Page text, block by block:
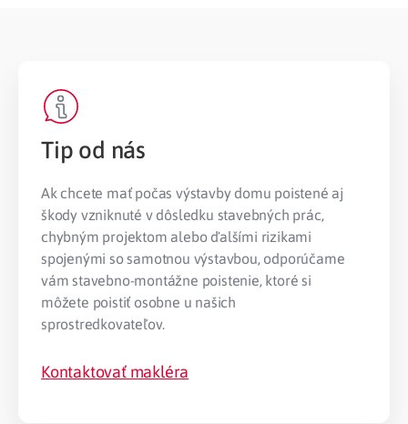
Tip od nás
Ak chcete mať počas výstavby domu poistené aj
škody vzniknuté v dôsledku stavebných prác,
chybným projektom alebo ďalšími rizikami
spojenými so samotnou výstavbou, odporúčame
vám stavebno-montážne poistenie, ktoré si
môžete poistiť osobne u našich
sprostredkovateľov.
Kontaktovať makléra